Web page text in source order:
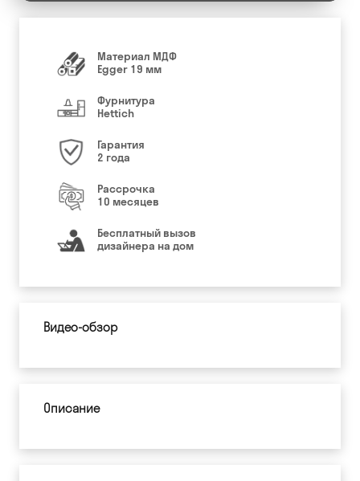
Материал МДФ
Egger 19 мм
Фурнитура
Hettich
Гарантия
2 года
Рассрочка
10 месяцев
Бесплатный вызов
дизайнера на дом
Видео-обзор
Описание